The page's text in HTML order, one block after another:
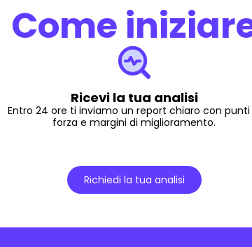
Come
Ricevi la tua analisi
Entro 24 ore ti inviamo un report chiaro con punti
forza e margini di miglioramento.
Richiedi la tua analisi